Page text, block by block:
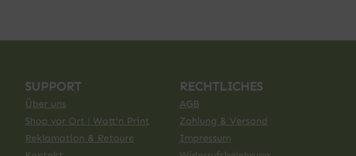
SUPPORT
Über uns
Shop vor Ort | Watt'n Print
Reklamation & Retoure
RECHTLICHES
AGB
Zahlung & Versand
Impressum